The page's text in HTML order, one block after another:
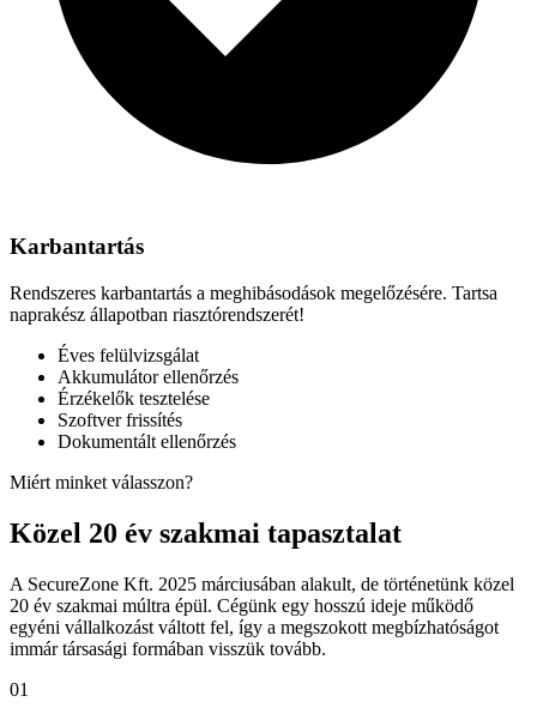
Karbantartás
Rendszeres karbantartás a meghibásodások megelőzésére. Tartsa
naprakész állapotban riasztórendszerét!
Éves felülvizsgálat
Akkumulátor ellenőrzés
Érzékelők tesztelése
Szoftver frissítés
Dokumentált ellenőrzés
Miért minket válasszon?
Közel 20 év szakmai tapasztalat
A SecureZone Kft. 2025 márciusában alakult, de történetünk közel
20 év szakmai múltra épül. Cégünk egy hosszú ideje működő
egyéni vállalkozást váltott fel, így a megszokott megbízhatóságot
immár társasági formában visszük tovább.
01